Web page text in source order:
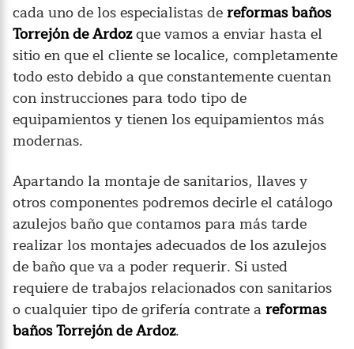
cada uno de los especialistas dereformas baños
Torrejón de Ardozque vamos a enviar hasta el
sitio en que el cliente se localice, completamente
todo esto debido a que constantemente cuentan
con instrucciones para todo tipo de
equipamientos y tienen los equipamientos más
modernas.
Apartando la montaje de sanitarios, llaves y
otros componentes podremos decirle el catálogo
azulejos baño que contamos para más tarde
realizar los montajes adecuados de los azulejos
de baño que va a poder requerir. Si usted
requiere de trabajos relacionados con sanitarios
o cualquier tipo de grifería contrate areformas
baños Torrejón de Ardoz.